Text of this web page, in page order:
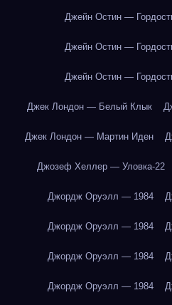
Джейн Остин —
Джейн Остин —
Джейн Остин —
Джек Лондон — Белый Клык
Джек Лондон — Мартин Иден
Джозеф Хеллер — Уловка-22
Джордж Оруэлл — 1984
Джордж Оруэлл — 1984
Джордж Оруэлл — 1984
Джордж Оруэлл — 1984